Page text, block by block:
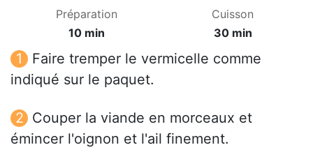
Préparation
10 min
Cuisson
30 min
Faire tremper le vermicelle comme
indiqué sur le paquet.
Couper la viande en morceaux et
émincer l'oignon et l'ail finement.